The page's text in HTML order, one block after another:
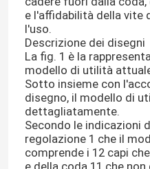
Contattaci
Notizie
Casi
Richiedi un preventivo
e l'affidabilità della vite
l'uso.
Descrizione dei disegni
La fig. 1 è la
modello di utilità
Sotto insieme con
disegno, il modello di
dettagliatamente.
Secondo le indicazioni
regolazione 1 che il
comprende i 12 capi